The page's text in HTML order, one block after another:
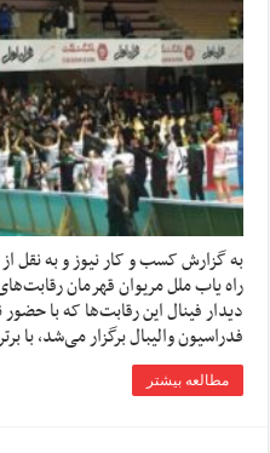
به گزارش کسب و کار نیوز و به نقل
راه یاب ملل مریوان قهرمان
فدراسیون والیبال برگزار می‌شد، با
مطالعه بیشتر